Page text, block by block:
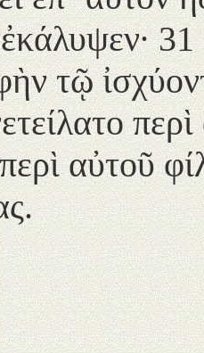
31
τῷ
αὐτοῦ